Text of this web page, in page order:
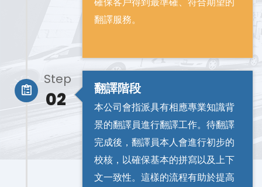
翻譯服務。
翻譯階段
本公司會指派具有相應專業知識背
景的翻譯員進行翻譯工作。待翻譯
完成後，翻譯員本人會進行初步的
校核，以確保基本的拼寫以及上下
文一致性。這樣的流程有助於提高
Step
02